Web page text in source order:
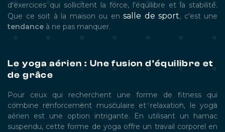
d'exercices qui sollicitent la force, l'équilibre et la stabilité.
Que ce soit à la maison ou en salle de sport, c'est une
tendance à ne pas manquer.
Le yoga aérien : Une fusion d'équilibre et
de grâce
Pour ceux qui recherchent une forme de fitness qui
combine renforcement musculaire et relaxation, le yoga
aérien est une option intrigante. En utilisant un hamac
suspendu, cette forme de yoga offre un travail corporel en